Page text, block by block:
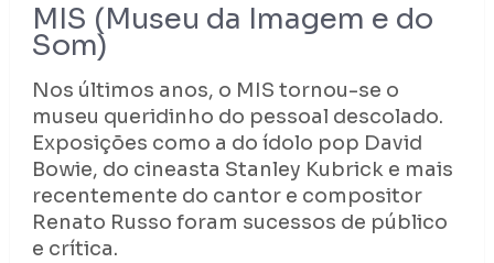
MIS (Museu da Imagem e do
Som)
Nos últimos anos, o MIS tornou-se o
museu queridinho do pessoal descolado.
Exposições como a do ídolo pop David
Bowie, do cineasta Stanley Kubrick e mais
recentemente do cantor e compositor
Renato Russo foram sucessos de público
e crítica.